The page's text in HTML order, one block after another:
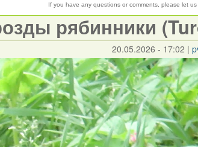
If you have any questions or comments, please let
рябинники
20.05.2026 - 17:02 |